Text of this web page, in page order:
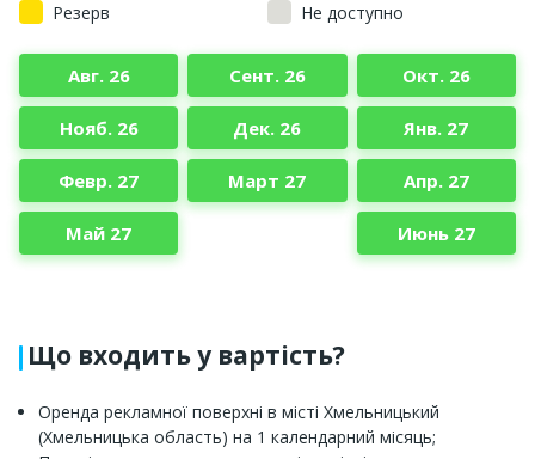
Резерв
Не доступно
Авг. 26 Сент. 26 Окт. 26
Нояб. 26 Дек. 26 Янв. 27
Февр. 27 Март 27 Апр. 27
Май 27 Июнь 27
Що входить у вартість?
Оренда рекламної поверхні в місті Хмельницький
(Хмельницька область) на 1 календарний місяць;